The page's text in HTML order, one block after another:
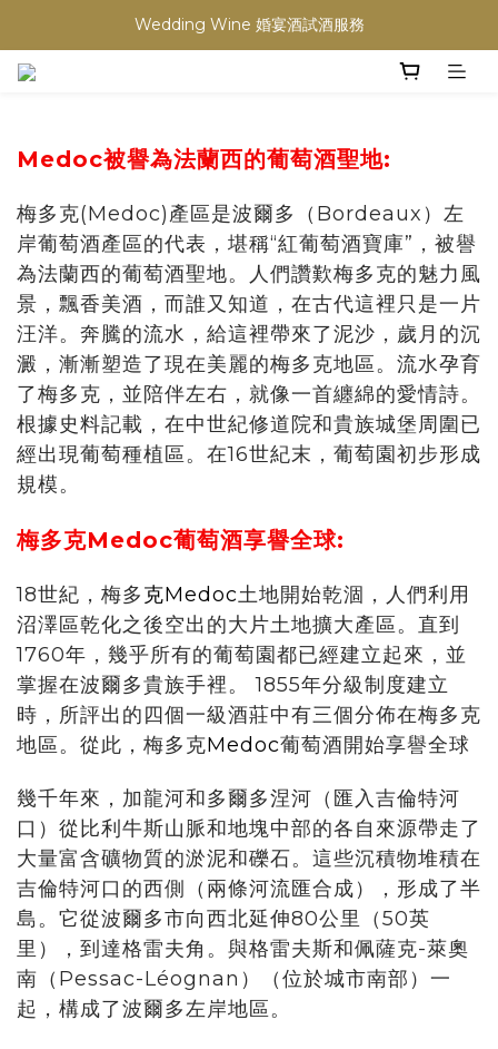
買滿任何酒類 六支 或買滿 $1200 (不限支數) 皆可享免費送貨
Wedding Wine 婚宴酒試酒服務
買滿任何酒類 六支 或買滿 $1200 (不限支數) 皆可享免費送貨
Medoc被譽為法蘭西的葡萄酒聖地:
梅多克(Medoc)產區是波爾多（Bordeaux）左
岸葡萄酒產區的代表，堪稱“紅葡萄酒寶庫”，被譽
為法蘭西的葡萄酒聖地。人們讚歎梅多克的魅力風
景，飄香美酒，而誰又知道，在古代這裡只是一片
汪洋。奔騰的流水，給這裡帶來了泥沙，歲月的沉
澱，漸漸塑造了現在美麗的梅多克地區。流水孕育
了梅多克，並陪伴左右，就像一首纏綿的愛情詩。
根據史料記載，在中世紀修道院和貴族城堡周圍已
經出現葡萄種植區。在16世紀末，葡萄園初步形成
規模。
梅多克Medoc葡萄酒享譽全球:
18世紀，梅多克Medoc土地開始乾涸，人們利用
沼澤區乾化之後空出的大片土地擴大產區。直到
1760年，幾乎所有的葡萄園都已經建立起來，並
掌握在波爾多貴族手裡。 1855年分級制度建立
時，所評出的四個一級酒莊中有三個分佈在梅多克
地區。從此，梅多克Medoc葡萄酒開始享譽全球
幾千年來，加龍河和多爾多涅河（匯入吉倫特河
口）從比利牛斯山脈和地塊中部的各自來源帶走了
大量富含礦物質的淤泥和礫石。這些沉積物堆積在
吉倫特河口的西側（兩條河流匯合成），形成了半
島。它從波爾多市向西北延伸80公里（50英
里），到達格雷夫角。與格雷夫斯和佩薩克-萊奧
南（Pessac-Léognan）（位於城市南部）一
起，構成了波爾多左岸地區。